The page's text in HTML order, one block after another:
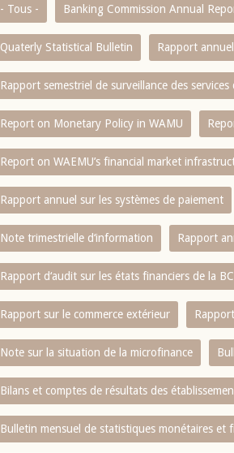
- Tous - Banking Commission Annual
Quaterly Statistical Bulletin Rapport
Rapport semestriel de surveillance des
Report on Monetary Policy in WAMU
Report on WAEMU’s financial market
Rapport annuel sur les systèmes de paiement
Note trimestrielle d‘information Rapport
Rapport d‘audit sur les états financiers de la
Rapport sur le commerce extérieur
Note sur la situation de la microfinance
Bilans et comptes de résultats des
Bulletin mensuel de statistiques monétaires et